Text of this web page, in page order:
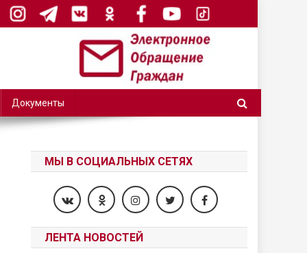
Документы
МЫ В СОЦИАЛЬНЫХ СЕТЯХ
ЛЕНТА НОВОСТЕЙ